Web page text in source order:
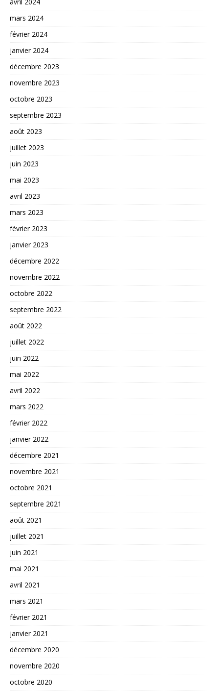
mars 2024
février 2024
janvier 2024
décembre 2023
novembre 2023
octobre 2023
septembre 2023
août 2023
juillet 2023
juin 2023
mai 2023
avril 2023
mars 2023
février 2023
janvier 2023
décembre 2022
novembre 2022
octobre 2022
septembre 2022
août 2022
juillet 2022
juin 2022
mai 2022
avril 2022
mars 2022
février 2022
janvier 2022
décembre 2021
novembre 2021
octobre 2021
septembre 2021
août 2021
juillet 2021
juin 2021
mai 2021
avril 2021
mars 2021
février 2021
janvier 2021
décembre 2020
novembre 2020
octobre 2020